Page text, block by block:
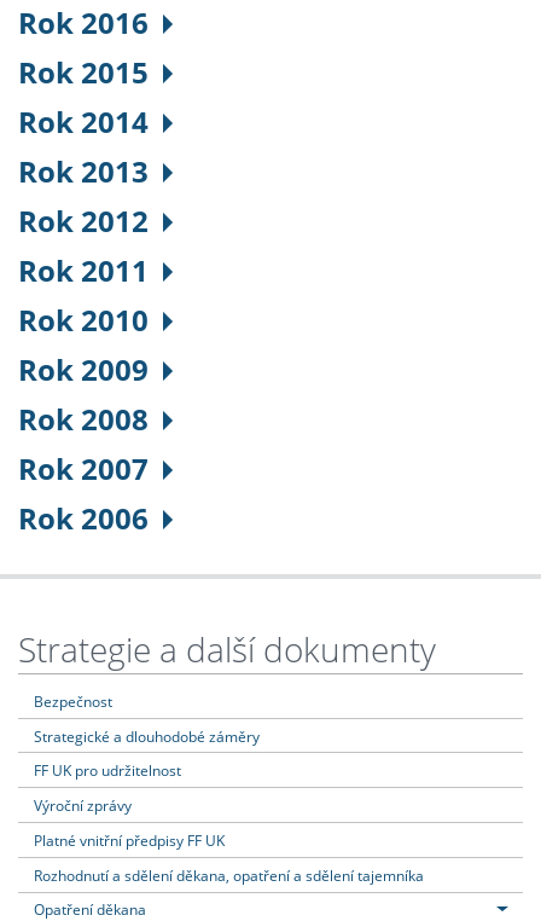
Rok 2016
Rok 2015
Rok 2014
Rok 2013
Rok 2012
Rok 2011
Rok 2010
Rok 2009
Rok 2008
Rok 2007
Rok 2006
Strategie a další dokumenty
Bezpečnost
Strategické a dlouhodobé záměry
FF UK pro udržitelnost
Výroční zprávy
Platné vnitřní předpisy FF UK
Rozhodnutí a sdělení děkana, opatření a sdělení tajemníka
Opatření děkana